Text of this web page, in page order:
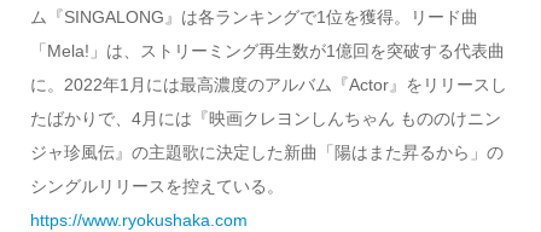
ム『SINGALONG』は各ランキングで1位を獲得。リード曲
「Mela!」は、ストリーミング再生数が1億回を突破する代表曲
に。2022年1月には最高濃度のアルバム『Actor』をリリースし
たばかりで、4月には『映画クレヨンしんちゃん もののけニン
ジャ珍風伝』の主題歌に決定した新曲「陽はまた昇るから」の
シングルリリースを控えている。
https://www.ryokushaka.com